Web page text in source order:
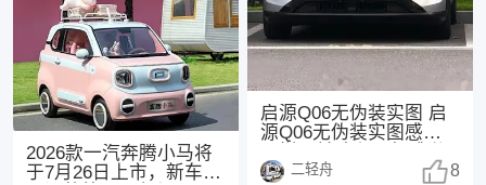
2026款一汽奔腾小马将
于7月26日上市，新车主
启源Q06无伪装实图 启
源Q06无伪装实图感觉怎
都不错，挺耐
二轻舟 8